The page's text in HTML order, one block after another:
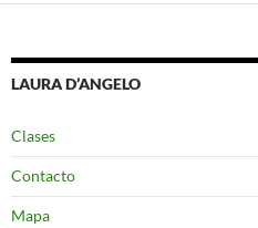
LAURA D’ANGELO
Clases
Contacto
Mapa